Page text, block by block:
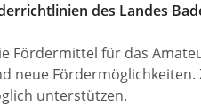
des Landes
Fördermittel für das
neue Fördermöglichkeiten.
unterstützen.